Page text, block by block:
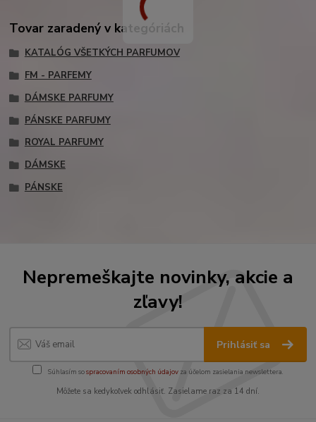
Tovar zaradený v kategóriách
KATALÓG VŠETKÝCH PARFUMOV
FM - PARFEMY
DÁMSKE PARFUMY
PÁNSKE PARFUMY
ROYAL PARFUMY
DÁMSKE
PÁNSKE
Nepremeškajte novinky, akcie a
zľavy!
Prihlásiť sa
Súhlasím sospracovaním osobných údajov za účelom zasielania newslettera.
Môžete sa kedykoľvek odhlásiť. Zasielame raz za 14 dní.